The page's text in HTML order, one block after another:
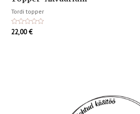
Tordi topper
Hinnanguga
22,00€